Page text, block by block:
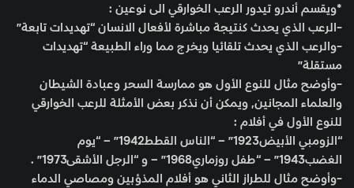
*ويقسم أندرو تيدور الرعب الخوارقي الى نوعين :
-الرعب الذي يحدث كنتيجة مباشرة لأفعال الانسان “تهديدات تابعة”
-والرعب الذي يحدث تلقائيا ويخرج مما وراء الطبيعة “تهديدات
مستقلة”
-وأوضح مثال للنوع الأول هو ممارسة السحر وعبادة الشيطان
والعلماء المجانين, ويمكن أن نذكر بعض الأمثلة للرعب الخوارقي
للنوع الأول في أفلام :
“الزومبي الأبيض1923” – “الناس القطط1942” – “يوم
الغضب1943” – “طفل روزماري1968” – و “الرجل الأشقى1973” .
-وأوضح مثال للطراز الثاني هو أفلام المذؤبين ومصاصي الدماء